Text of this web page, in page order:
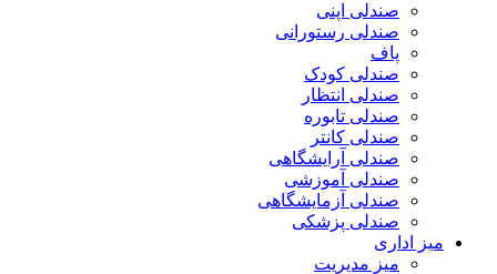
صندلی اپنی
صندلی رستورانی
پاف
صندلی کودک
صندلی انتظار
صندلی تابوره
صندلی کانتر
صندلی آرایشگاهی
صندلی آموزشی
صندلی آزمایشگاهی
صندلی پزشکی
میز اداری
میز مدیریت